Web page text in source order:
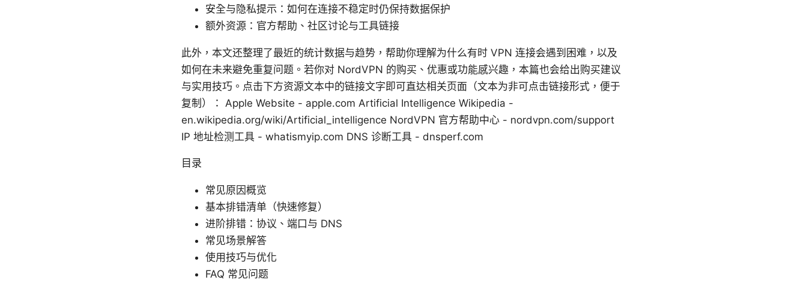
安全与隐私提示：如何在连接不稳定时仍保持数据保护
额外资源：官方帮助、社区讨论与工具链接
此外，本文还整理了最近的统计数据与趋势，帮助你理解为什么有时 VPN 连接会遇到困难，以及
如何在未来避免重复问题。若你对 NordVPN 的购买、优惠或功能感兴趣，本篇也会给出购买建议
与实用技巧。点击下方资源文本中的链接文字即可直达相关页面（文本为非可点击链接形式，便于
复制）： Apple Website - apple.com Artificial Intelligence Wikipedia -
en.wikipedia.org/wiki/Artificial_intelligence NordVPN 官方帮助中心 - nordvpn.com/support
IP 地址检测工具 - whatismyip.com DNS 诊断工具 - dnsperf.com
目录
常见原因概览
基本排错清单（快速修复）
进阶排错：协议、端口与 DNS
常见场景解答
使用技巧与优化
FAQ 常见问题